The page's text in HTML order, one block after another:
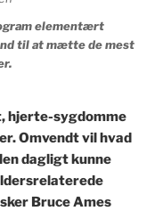
elementært
til at mætte de mest
hjerte-sygdomme
Omvendt vil hvad
dagligt kunne
Bruce Ames